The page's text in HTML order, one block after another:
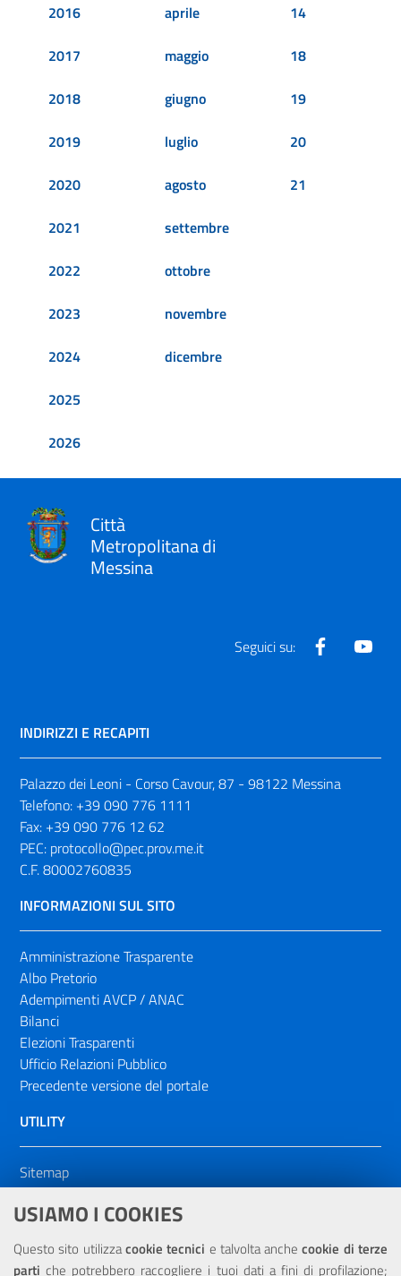
USIAMO I COOKIES
Questo sito utilizzacookie tecnici e talvolta anchecookie di terze
parti che potrebbero raccogliere i tuoi dati a fini di profilazione;
2016
2017
2018
2019
2020
2021
2022
2023
2024
2025
2026
aprile
maggio
giugno
luglio
agosto
settembre
ottobre
novembre
dicembre
14
18
19
20
21
Città
Metropolitana di
Messina
Seguici su: Facebook
INDIRIZZI E RECAPITI
Palazzo dei Leoni - Corso Cavour, 87 - 98122 Messina
Telefono: +39 090 776 1111
Fax: +39 090 776 12 62
PEC: protocollo@pec.prov.me.it
C.F. 80002760835
INFORMAZIONI SUL SITO
Amministrazione Trasparente
Albo Pretorio
Adempimenti AVCP / ANAC
Bilanci
Elezioni Trasparenti
Ufficio Relazioni Pubblico
Precedente versione del portale
UTILITY
Sitemap
Dichiarazione di accessibilità
NOTE LEGALI